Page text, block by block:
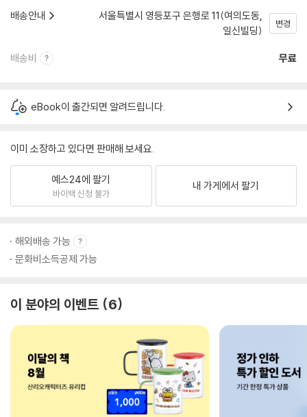
배송안내
서울특별시 영등포구 은행로 11(여의도동,
일신빌딩)
변경
배송비 무료
eBook이 출간되면 알려드립니다.
이미 소장하고 있다면 판매해 보세요.
예스24에 팔기
바이백 신청 불가
내 가게에서 팔기
해외배송 가능
문화비소득공제 가능
이 분야의 이벤트 6